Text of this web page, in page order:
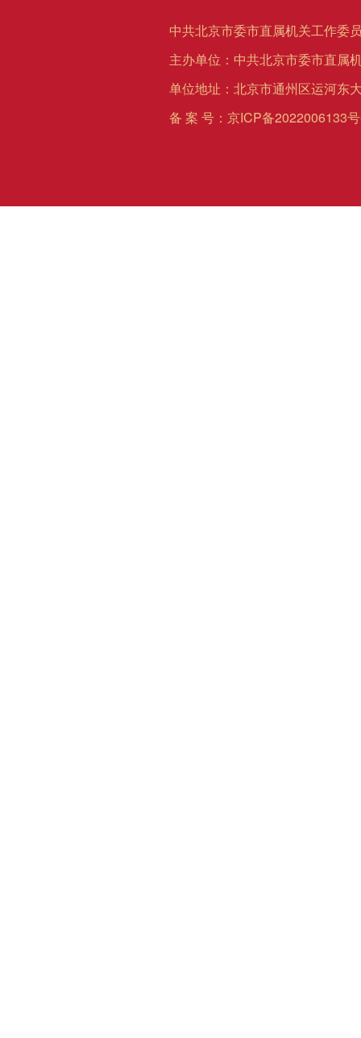
中共北京市委市直属机关工作委
主办单位：中共北京市委市直属
单位地址：北京市通州区运河东
备 案 号： 京ICP备2022006133